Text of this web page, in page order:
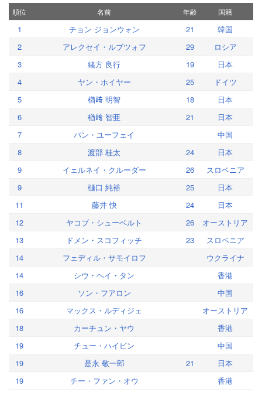
順位 名前 年齢 国籍
1 チョン ジョンウォン 21
韓国
2
アレクセイ・ルブツォフ 29
ロシア
3
緒方 良行 19
日本
4
ヤン・ホイヤー 25
ドイツ
5
楢﨑 明智 18
日本
6
楢﨑 智亜 21
日本
7
パン・ユーフェイ
中国
8
渡部 桂太 24
日本
9
イェルネイ・クルーダー 26
スロベニア
9
樋口 純裕 25
日本
11
藤井 快 24
日本
12
ヤコブ・シューベルト 26
オーストリア
13
ドメン・スコフィッチ 23
スロベニア
14
フェディル・サモイロフ
ウクライナ
14
シウ・ヘイ・タン
香港
16
ソン・フアロン
中国
16
マックス・ルディジェ
オーストリア
18
カーチュン・ヤウ
香港
19
チュー・ハイビン
中国
19
是永 敬一郎 21
日本
19
チー・ファン・オウ 香港